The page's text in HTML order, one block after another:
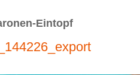
Eintopf